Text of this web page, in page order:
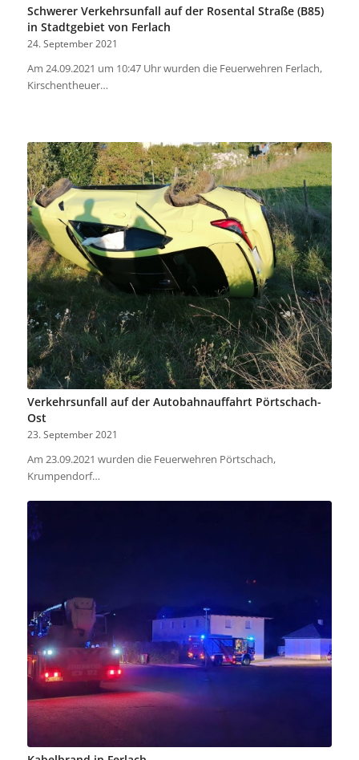
Schwerer Verkehrsunfall auf der Rosental Straße (B85)
in Stadtgebiet von Ferlach
24. September 2021
Am 24.09.2021 um 10:47 Uhr wurden die Feuerwehren Ferlach,
Kirschentheuer…
Verkehrsunfall auf der Autobahnauffahrt Pörtschach-
Ost
23. September 2021
Am 23.09.2021 wurden die Feuerwehren Pörtschach,
Krumpendorf…